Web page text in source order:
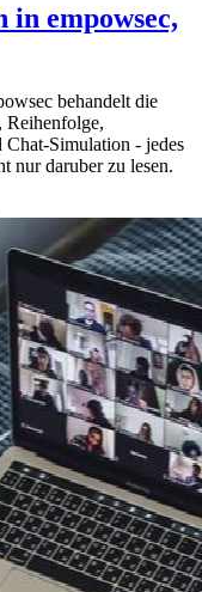
empowsec,
behandelt die
Reihenfolge,
Simulation - jedes
nur daruber zu lesen.